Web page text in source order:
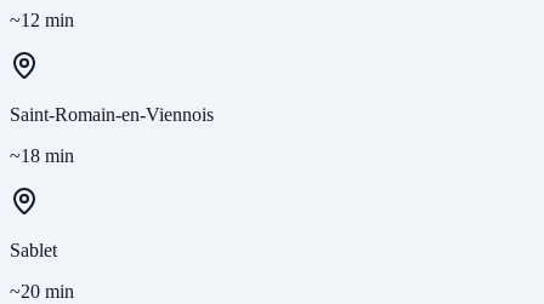
~12 min
Saint-Romain-en-Viennois
~18 min
Sablet
~20 min